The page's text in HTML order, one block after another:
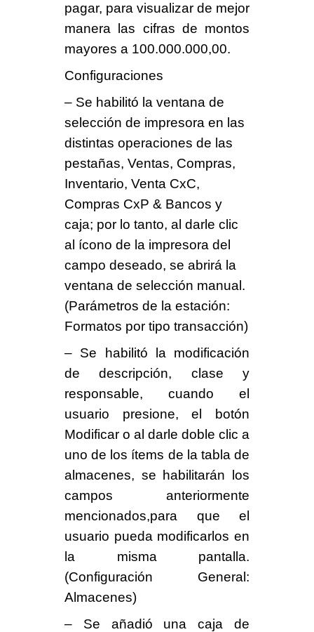
pagar, para visualizar de mejor
manera las cifras de montos
mayores a 100.000.000,00.
Configuraciones
– Se habilitó la ventana de
selección de impresora en las
distintas operaciones de las
pestañas, Ventas, Compras,
Inventario, Venta CxC,
Compras CxP & Bancos y
caja; por lo tanto, al darle clic
al ícono de la impresora del
campo deseado, se abrirá la
ventana de selección manual.
(Parámetros de la estación:
Formatos por tipo transacción)
– Se habilitó la modificación
de descripción, clase y
responsable, cuando el
usuario presione, el botón
Modificar o al darle doble clic a
uno de los ítems de la tabla de
almacenes, se habilitarán los
campos anteriormente
mencionados,para que el
usuario pueda modificarlos en
la misma pantalla.
(Configuración General:
Almacenes)
– Se añadió una caja de